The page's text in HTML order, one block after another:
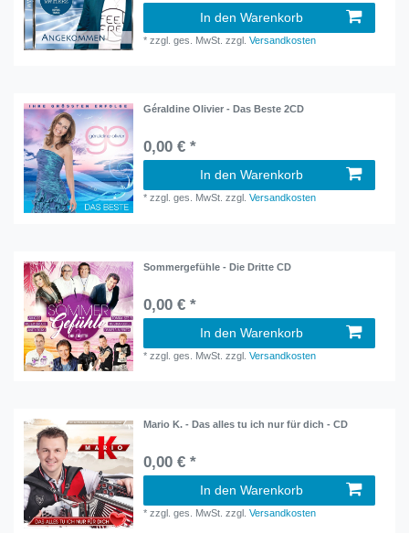
In den Warenkorb
*zzgl. ges. MwSt. zzgl.Versandkosten
Géraldine Olivier - Das Beste 2CD
0,00 € *
In den Warenkorb
*zzgl. ges. MwSt. zzgl.Versandkosten
Sommergefühle - Die Dritte CD
0,00 € *
In den Warenkorb
*zzgl. ges. MwSt. zzgl.Versandkosten
Mario K. - Das alles tu ich nur für dich - CD
0,00 € *
In den Warenkorb
*zzgl. ges. MwSt. zzgl.Versandkosten